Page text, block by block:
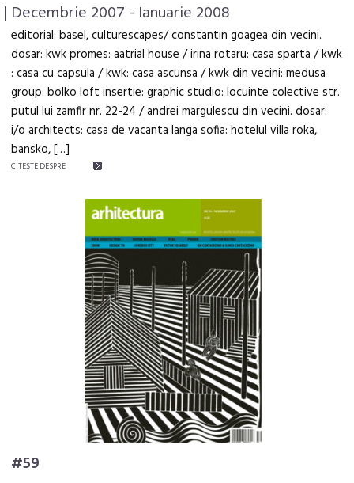
| Decembrie 2007 - Ianuarie 2008
editorial: basel, culturescapes/ constantin goagea din vecini.
dosar: kwk promes: aatrial house / irina rotaru: casa sparta / kwk
: casa cu capsula / kwk: casa ascunsa / kwk din vecini: medusa
group: bolko loft insertie: graphic studio: locuinte colective str.
putul lui zamfir nr. 22-24 / andrei margulescu din vecini. dosar:
i/o architects: casa de vacanta langa sofia: hotelul villa roka,
bansko, […]
CITEŞTE DESPRE
#59